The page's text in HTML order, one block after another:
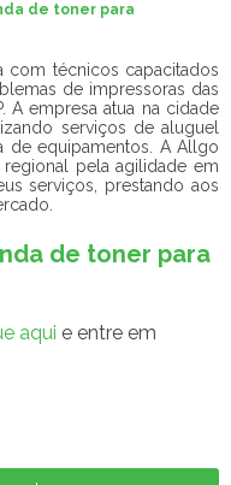
de toner para
com técnicos capacitados
de impressoras das
A empresa atua na cidade
serviços de aluguel
de equipamentos. A Allgo
pela agilidade em
serviços, prestando aos
de toner para
aqui e entre em